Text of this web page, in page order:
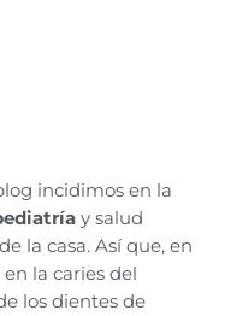
incidimos en la
y salud
la casa. Así que, en
la caries del
los dientes de